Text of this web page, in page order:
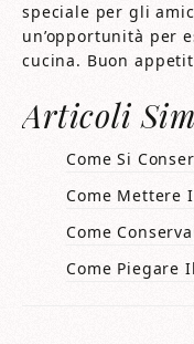
speciale per gli
un’opportunità per
cucina. Buon
Articoli
Come Si
Come Mettere
Come
Come Piegare